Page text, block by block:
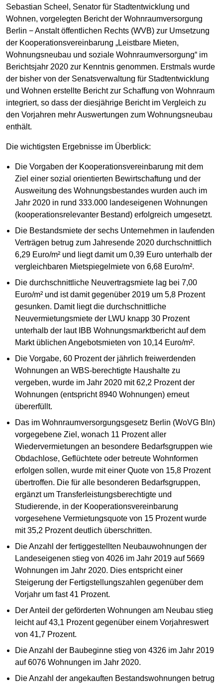
Sebastian Scheel, Senator für Stadtentwicklung und
Wohnen, vorgelegten Bericht der Wohnraumversorgung
Berlin − Anstalt öffentlichen Rechts (WVB) zur Umsetzung
der Kooperationsvereinbarung „Leistbare Mieten,
Wohnungsneubau und soziale Wohnraumversorgung“ im
Berichtsjahr 2020 zur Kenntnis genommen. Erstmals wurde
der bisher von der Senatsverwaltung für Stadtentwicklung
und Wohnen erstellte Bericht zur Schaffung von Wohnraum
integriert, so dass der diesjährige Bericht im Vergleich zu
den Vorjahren mehr Auswertungen zum Wohnungsneubau
enthält.
Die wichtigsten Ergebnisse im Überblick:
Die Vorgaben der Kooperationsvereinbarung mit dem
Ziel einer sozial orientierten Bewirtschaftung und der
Ausweitung des Wohnungsbestandes wurden auch im
Jahr 2020 in rund 333.000 landeseigenen Wohnungen
(kooperationsrelevanter Bestand) erfolgreich umgesetzt.
Die Bestandsmiete der sechs Unternehmen in laufenden
Verträgen betrug zum Jahresende 2020 durchschnittlich
6,29 Euro/m² und liegt damit um 0,39 Euro unterhalb der
vergleichbaren Mietspiegelmiete von 6,68 Euro/m².
Die durchschnittliche Neuvertragsmiete lag bei 7,00
Euro/m² und ist damit gegenüber 2019 um 5,8 Prozent
gesunken. Damit liegt die durchschnittliche
Neuvermietungsmiete der LWU knapp 30 Prozent
unterhalb der laut IBB Wohnungsmarktbericht auf dem
Markt üblichen Angebotsmieten von 10,14 Euro/m².
Die Vorgabe, 60 Prozent der jährlich freiwerdenden
Wohnungen an WBS-berechtigte Haushalte zu
vergeben, wurde im Jahr 2020 mit 62,2 Prozent der
Wohnungen (entspricht 8940 Wohnungen) erneut
übererfüllt.
Das im Wohnraumversorgungsgesetz Berlin (WoVG Bln)
vorgegebene Ziel, wonach 11 Prozent aller
Wiedervermietungen an besondere Bedarfsgruppen wie
Obdachlose, Geflüchtete oder betreute Wohnformen
erfolgen sollen, wurde mit einer Quote von 15,8 Prozent
übertroffen. Die für alle besonderen Bedarfsgruppen,
ergänzt um Transferleistungsberechtigte und
Studierende, in der Kooperationsvereinbarung
vorgesehene Vermietungsquote von 15 Prozent wurde
mit 35,2 Prozent deutlich überschritten.
Die Anzahl der fertiggestellten Neubauwohnungen der
Landeseigenen stieg von 4026 im Jahr 2019 auf 5669
Wohnungen im Jahr 2020. Dies entspricht einer
Steigerung der Fertigstellungszahlen gegenüber dem
Vorjahr um fast 41 Prozent.
Der Anteil der geförderten Wohnungen am Neubau stieg
leicht auf 43,1 Prozent gegenüber einem Vorjahreswert
von 41,7 Prozent.
Die Anzahl der Baubeginne stieg von 4326 im Jahr 2019
auf 6076 Wohnungen im Jahr 2020.
Die Anzahl der angekauften Bestandswohnungen betrug